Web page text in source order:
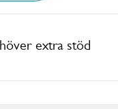
extra stöd